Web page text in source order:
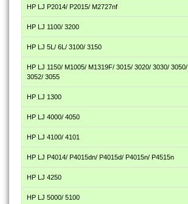
HP LJ P2014/ P2015/ M2727nf
HP LJ 1100/ 3200
HP LJ 5L/ 6L/ 3100/ 3150
HP LJ 1150/ M1005/ M1319F/ 3015/ 3020/ 3030/ 3050/
3052/ 3055
HP LJ 1300
HP LJ 4000/ 4050
HP LJ 4100/ 4101
HP LJ P4014/ P4015dn/ P4015d/ P4015n/ P4515n
HP LJ 4250
HP LJ 5000/ 5100